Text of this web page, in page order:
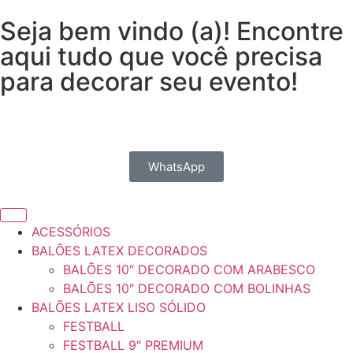
Seja bem vindo (a)! Encontre
aqui tudo que você precisa
para decorar seu evento!
WhatsApp
ACESSÓRIOS
BALÕES LATEX DECORADOS
BALÕES 10″ DECORADO COM ARABESCO
BALÕES 10″ DECORADO COM BOLINHAS
BALÕES LATEX LISO SÓLIDO
FESTBALL
FESTBALL 9″ PREMIUM